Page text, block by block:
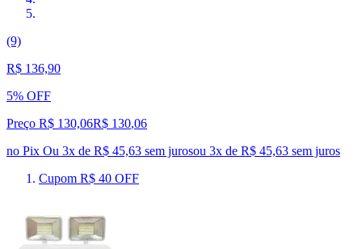
(9)
R$ 136,90
5% OFF
Preço R$ 130,06R$ 130,06
no Pix Ou 3x de R$ 45,63 sem jurosou 3x de R$ 45,63 sem juros
Cupom R$ 40 OFF